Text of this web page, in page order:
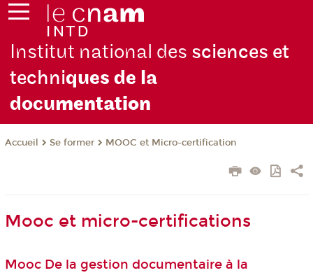
Institut national des sciences et
techniques de la
documentation
Accueil Se former MOOC et Micro-certification
Mooc et micro-certifications
Mooc De la gestion documentaire à la